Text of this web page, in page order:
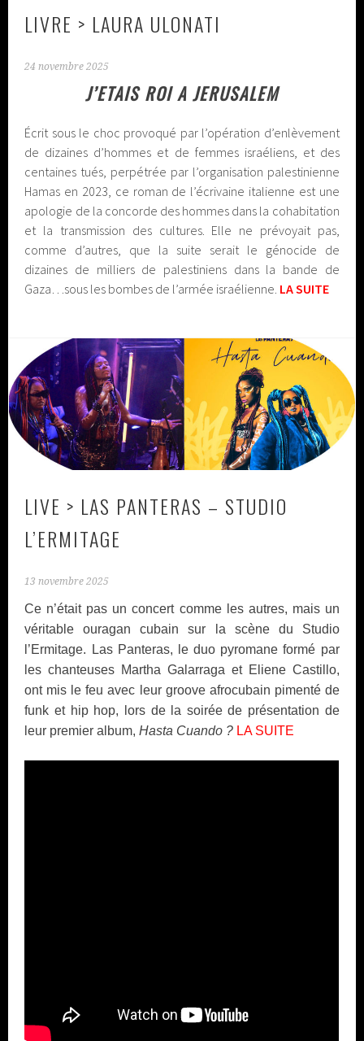
LIVRE > LAURA ULONATI
24 novembre 2025
J’ETAIS ROI A JERUSALEM
Écrit sous le choc provoqué par l’opération d’enlèvement
de dizaines d’hommes et de femmes israéliens, et des
centaines tués, perpétrée par l’organisation palestinienne
Hamas en 2023, ce roman de l’écrivaine italienne est une
apologie de la concorde des hommes dans la cohabitation
et la transmission des cultures. Elle ne prévoyait pas,
comme d’autres, que la suite serait le génocide de
dizaines de milliers de palestiniens dans la bande de
Gaza…sous les bombes de l’armée israélienne. LA SUITE
LIVE > LAS PANTERAS – STUDIO
L’ERMITAGE
13 novembre 2025
Ce n’était pas un concert comme les autres, mais un
véritable ouragan cubain sur la scène du Studio
l’Ermitage. Las Panteras, le duo pyromane formé par
les chanteuses Martha Galarraga et Eliene Castillo,
ont mis le feu avec leur groove afrocubain pimenté de
funk et hip hop, lors de la soirée de présentation de
leur premier album,Hasta Cuando ? LA SUITE